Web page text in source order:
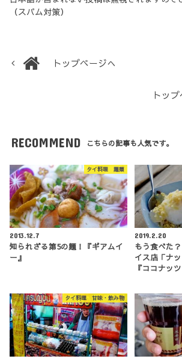
（スパム対策）
トップページへ
トッ
RECOMMEND こちらの記事も人気です。
タイ料理 麺類
2013.12.7
知られざる第5の麺！『ギアムイ
ー』
2019.2.20
もう食べた
イス店「ナ
『ココナッ
タイ料理 甘味・飲み物